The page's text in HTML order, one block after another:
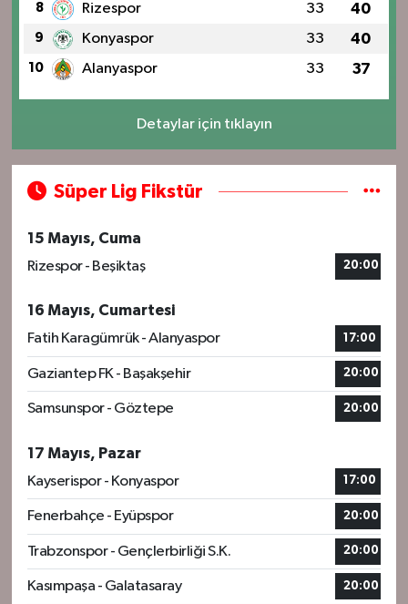
8 Rizespor 33 40
9 Konyaspor 33 40
10 Alanyaspor 33 37
Detaylar için tıklayın
Süper Lig Fikstür
15 Mayıs, Cuma
Rizespor - Beşiktaş
20:00
16 Mayıs, Cumartesi
Fatih Karagümrük - Alanyaspor
17:00
Gaziantep FK - Başakşehir 20:00
Samsunspor - Göztepe 20:00
17 Mayıs, Pazar
Kayserispor - Konyaspor
17:00
Fenerbahçe - Eyüpspor 20:00
Trabzonspor - Gençlerbirliği S.K. 20:00
Kasımpaşa - Galatasaray 20:00